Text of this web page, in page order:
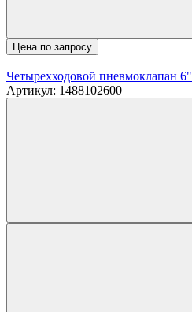
Цена по запросу
Четырехходовой пневмоклапан 6"
Артикул: 1488102600